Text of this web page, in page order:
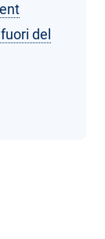
del